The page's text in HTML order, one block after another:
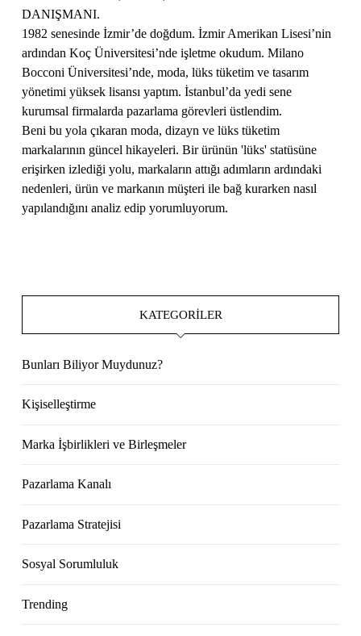
DANIŞMANI.
1982 senesinde İzmir’de doğdum. İzmir Amerikan Lisesi’nin
ardından Koç Üniversitesi’nde işletme okudum. Milano
Bocconi Üniversitesi’nde, moda, lüks tüketim ve tasarım
yönetimi yüksek lisansı yaptım. İstanbul’da yedi sene
kurumsal firmalarda pazarlama görevleri üstlendim.
Beni bu yola çıkaran moda, dizayn ve lüks tüketim
markalarının güncel hikayeleri. Bir ürünün 'lüks' statüsüne
erişirken izlediği yolu, markaların attığı adımların ardındaki
nedenleri, ürün ve markanın müşteri ile bağ kurarken nasıl
yapılandığını analiz edip yorumluyorum.
KATEGORILER
Bunları Biliyor Muydunuz?
Kişiselleştirme
Marka İşbirlikleri ve Birleşmeler
Pazarlama Kanalı
Pazarlama Stratejisi
Sosyal Sorumluluk
Trending